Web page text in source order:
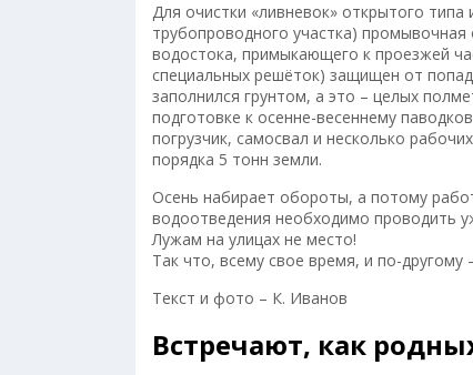
Для очистки «ливневок» открытого типа
трубопроводного участка)
водостока, примыкающего к проезжей
специальных решёток) защищен от
заполнился грунтом, а это – целых
подготовке к осенне-весеннему
погрузчик, самосвал и несколько
порядка 5 тонн земли.
Осень набирает обороты, а потому
водоотведения необходимо проводить
Лужам на улицах не место!
Так что, всему свое время, и по-другому
Текст и фото – К. Иванов
Встречают, как